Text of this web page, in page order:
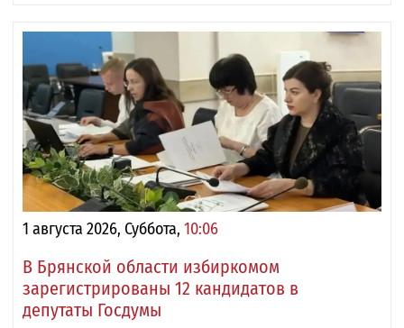
1 августа 2026, Суббота, 10:06
В Брянской области избиркомом
зарегистрированы 12 кандидатов в
депутаты Госдумы